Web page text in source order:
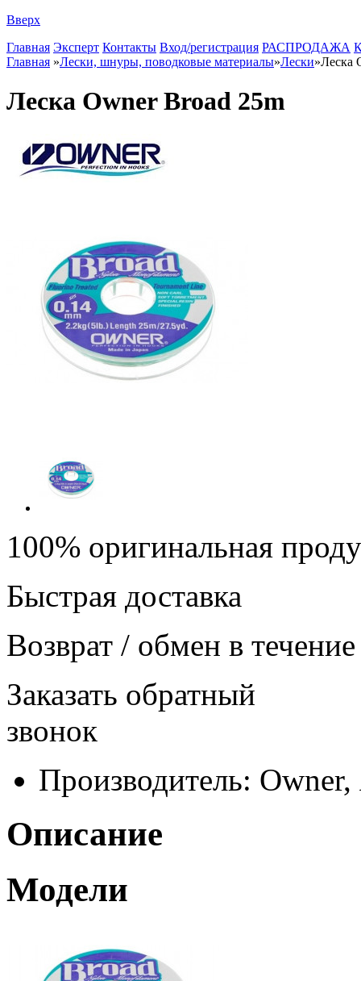
Вверх
Главная Эксперт Контакты Вход/регистрация РАСПРОДАЖА
Главная »Лески, шнуры, поводковые материалы»Лески»Леска
Леска Owner Broad 25m
100% оригинальная
Быстрая доставка
Возврат / обмен в
Заказать обратный
звонок
Производитель:
Описание
Модели